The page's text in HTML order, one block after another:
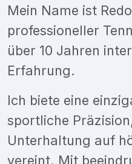
Mein Name ist
professioneller
über 10 Jahren
Erfahrung.
Ich biete eine
sportliche
Unterhaltung auf
vereint. Mit